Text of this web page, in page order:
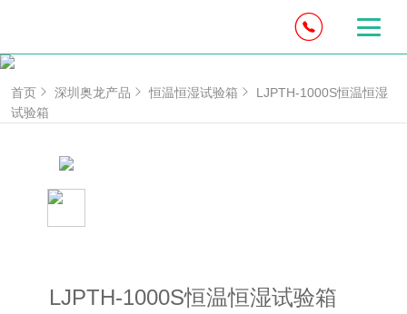
首页 深圳奥龙产品 恒温恒湿试验箱
LJPTH-1000S恒温恒湿
试验箱
LJPTH-1000S恒温恒湿试验箱